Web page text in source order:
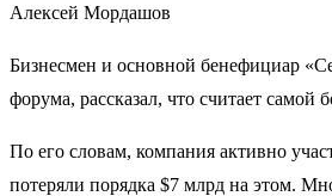
Алексей Мордашов
Бизнесмен и основной бенефициар
форума, рассказал, что считает
По его словам, компания активно
потеряли порядка $7 млрд на этом.